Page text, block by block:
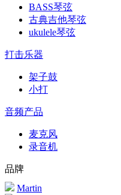
BASS琴弦
古典吉他琴弦
ukulele琴弦
打击乐器
架子鼓
小打
音频产品
麦克风
录音机
品牌
Martin